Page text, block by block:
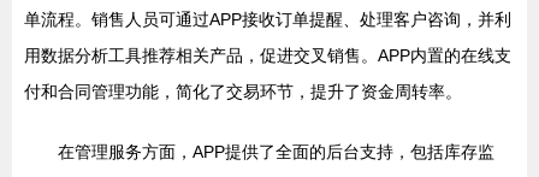
单流程。销售人员可通过APP接收订单提醒、处理客户咨询，并利
用数据分析工具推荐相关产品，促进交叉销售。APP内置的在线支
付和合同管理功能，简化了交易环节，提升了资金周转率。
在管理服务方面，APP提供了全面的后台支持，包括库存监